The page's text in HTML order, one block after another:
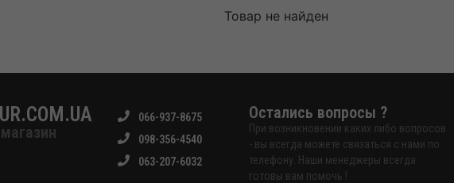
Товар не найден
066-937-8675
098-356-4540
063-207-6032
Остались вопросы ?
При возникновении каких либо вопросов
- вы всегда можете связаться с нами по
телефону. Наши менеджеры всегда
готовы вам помочь !